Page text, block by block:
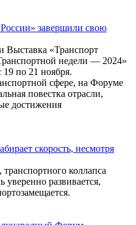
завершили свою
«Транспорт
недели — 2024»
по 21 ноября.
сфере, на Форуме
повестка отрасли,
достижения
скорость, несмотря
коллапса
развивается,